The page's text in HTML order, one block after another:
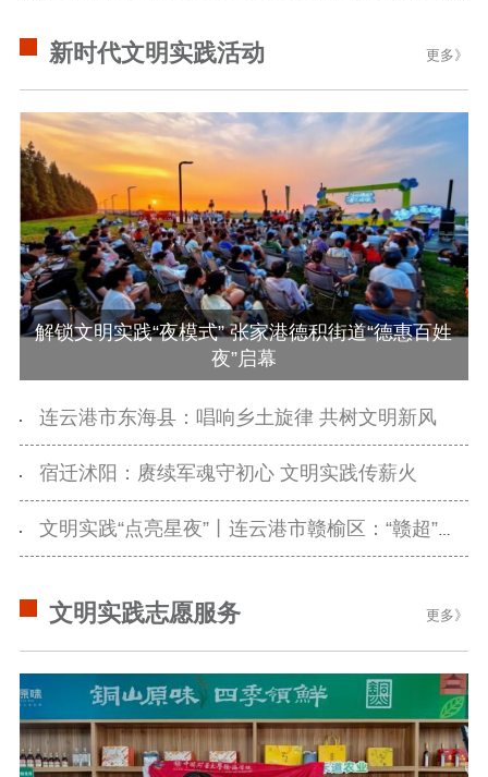
精神文明
文明创建 文明实践
文明培育
先进典型
社会宣传
思想政治教育 爱国主义教育
全民国防教育
红色资源保护利
用
新闻出版
精品出版 全民阅读
出版监管
扫黄打非
电影创作 电影市场
文化人才
紫金人才 职称评审
新时代文明实践活动 更多》
解锁文明实践“夜模式” 张家港德积街道“德惠百姓
夜”启幕
连云港市东海县：唱响乡土旋律 共树文明新风
宿迁沭阳：赓续军魂守初心 文明实践传薪火
文明实践“点亮星夜”丨连云港市赣榆区：“赣超”燃动金山赛场 “惠民集市”点亮夏夜星空
文明实践志愿服务 更多》